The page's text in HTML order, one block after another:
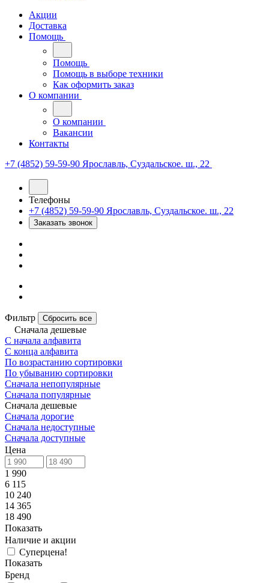
Акции
Доставка
Помощь
Помощь
Помощь в выборе техники
Как оформить заказ
О компании
О компании
Вакансии
Контакты
+7 (4852) 59-59-90 Ярославль, Суздальское. ш., 22
Телефоны
+7 (4852) 59-59-90 Ярославль, Суздальское. ш., 22
Заказать звонок
Фильтр Сбросить все
Сначала дешевые
С начала алфавита
С конца алфавита
По возрастанию сортировки
По убыванию сортировки
Сначала непопулярные
Сначала популярные
Сначала дешевые
Сначала дорогие
Сначала недоступные
Сначала доступные
Цена
1 990
6 115
10 240
14 365
18 490
Показать
Наличие и акции
Суперцена!
Показать
Бренд